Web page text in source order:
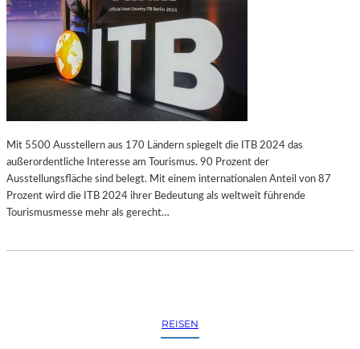
Mit 5500 Ausstellern aus 170 Ländern spiegelt die ITB 2024 das
außerordentliche Interesse am Tourismus. 90 Prozent der
Ausstellungsfläche sind belegt. Mit einem internationalen Anteil von 87
Prozent wird die ITB 2024 ihrer Bedeutung als weltweit führende
Tourismusmesse mehr als gerecht…
REISEN